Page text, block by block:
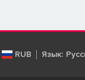
RUB Язык: